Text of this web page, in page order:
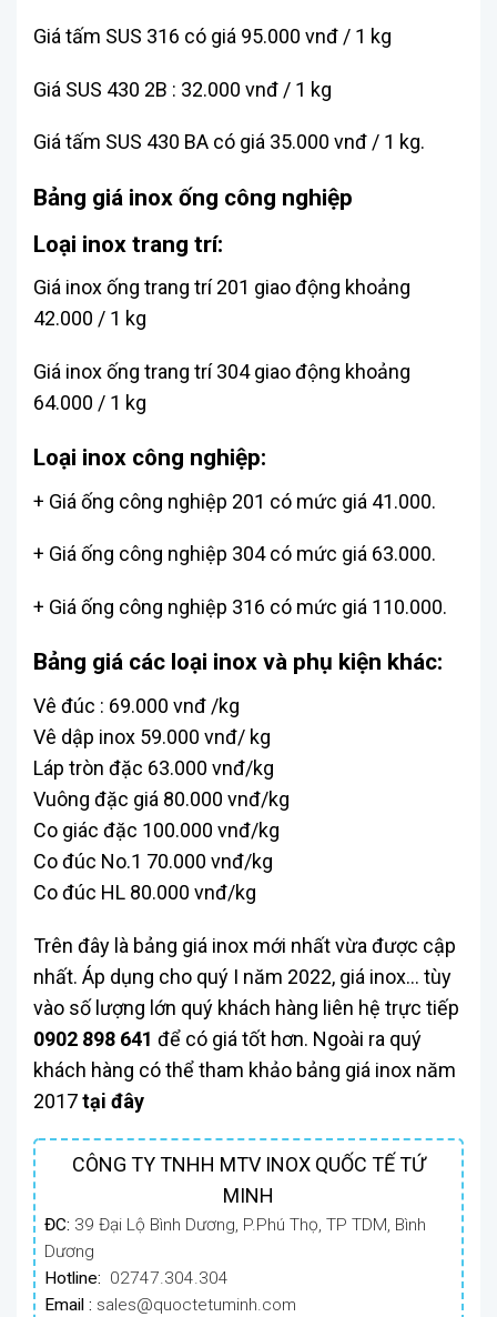
Giá tấm SUS 316 có giá 95.000 vnđ / 1 kg
Giá SUS 430 2B : 32.000 vnđ / 1 kg
Giá tấm SUS 430 BA có giá 35.000 vnđ / 1 kg.
Bảng giá inox ống công nghiệp
Loại inox trang trí:
Giá inox ống trang trí 201 giao động khoảng
42.000 / 1 kg
Giá inox ống trang trí 304 giao động khoảng
64.000 / 1 kg
Loại inox công nghiệp:
+ Giá ống công nghiệp 201 có mức giá 41.000.
+ Giá ống công nghiệp 304 có mức giá 63.000.
+ Giá ống công nghiệp 316 có mức giá 110.000.
Bảng giá các loại inox và phụ kiện khác:
Vê đúc : 69.000 vnđ /kg
Vê dập inox 59.000 vnđ/ kg
Láp tròn đặc 63.000 vnđ/kg
Vuông đặc giá 80.000 vnđ/kg
Co giác đặc 100.000 vnđ/kg
Co đúc No.1 70.000 vnđ/kg
Co đúc HL 80.000 vnđ/kg
Trên đây là bảng giá inox mới nhất vừa được cập
nhất. Áp dụng cho quý I năm 2022, giá inox… tùy
vào số lượng lớn quý khách hàng liên hệ trực tiếp
0902 898 641 để có giá tốt hơn. Ngoài ra quý
khách hàng có thể tham khảo bảng giá inox năm
2017tại đây
CÔNG TY TNHH MTV INOX QUỐC TẾ TỨ
MINH
ĐC: 39 Đại Lộ Bình Dương, P.Phú Thọ, TP TDM, Bình
Dương
Hotline: 02747.304.304
Email : sales@quoctetuminh.com